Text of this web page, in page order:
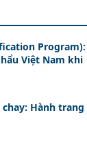
Program):
Việt Nam khi
Hành trang